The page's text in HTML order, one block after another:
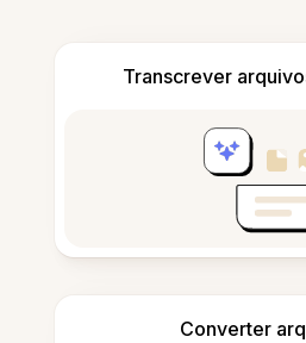
Transcrever
Converter